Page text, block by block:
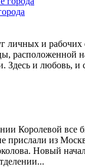
личных и
расположенной
Здесь и любовь, и
Королевой все
прислали из
Новый